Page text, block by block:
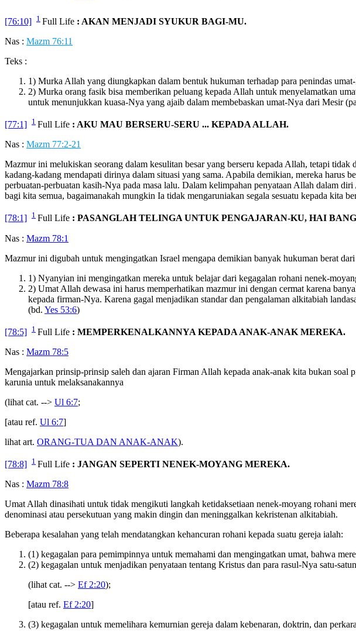
[76:10] 1 Full Life : AKAN MENJADI SYUKUR BAGI-MU.
Nas : Mazm 76:11
Teks :
1) Murka Allah yang diungkapkan dalam bentuk hukuman terhadap para penindas
2) Murka orang fasik bisa memberikan peluang kepada Allah untuk menyelamatkan
untuk menunjukkan kuasa-Nya yang ajaib dalam membebaskan umat-Nya dari Mesir
[77:1] 1 Full Life : AKU MAU BERSERU-SERU ... KEPADA ALLAH.
Nas : Mazm 77:2-21
Mazmur ini melukiskan seorang dalam kesulitan besar yang berseru kepada Allah, tetapi
kadang-kadang mendapati dirinya dalam situasi yang sama. Apabila demikian, mereka harus
perbuatan-perbuatan kasih-Nya pada masa lalu. Dalam kelimpahan penyataan Allah dalam
bagi kita semua, bagaimanakah mungkin Ia tidak mengaruniakan segala sesuatu kepada kita
[78:1] 1 Full Life : PASANGLAH TELINGA UNTUK PENGAJARAN-KU, HAI
Nas : Mazm 78:1
Mazmur ini digubah untuk mengingatkan Israel mengapa demikian banyak hukuman berat
1) Nyanyian ini mengingatkan mereka untuk belajar dari kegagalan rohani nenek-
2) Umat Allah dewasa ini harus memperhatikan mazmur ini dengan cermat karena
kepada firman-Nya. Karena gagal menjadikan standar dan pengalaman alkitabiah
(bd. Yes 53:6)
[78:5] 1 Full Life : MEMPERKENALKANNYA KEPADA ANAK-ANAK MEREKA.
Nas : Mazm 78:5
Mengajarkan prinsip-prinsip saleh dan ajaran Firman Allah kepada anak-anak kita bukan
karunia untuk melaksanakannya
(lihat cat. --> Ul 6:7;
[atau ref. Ul 6:7]
lihat art. ORANG-TUA DAN ANAK-ANAK).
[78:8] 1 Full Life : JANGAN SEPERTI NENEK-MOYANG MEREKA.
Nas : Mazm 78:8
Umat Allah dinasihati untuk tidak mengikuti langkah ketidaksetiaan nenek-moyang rohani
denominasi atau persekutuan yang makin dingin dan meninggalkan kekristenan alkitabiah.
Beberapa kesalahan yang telah mendatangkan kehancuran rohani kepada suatu gereja ialah:
(1) kegagalan para pemimpinnya untuk memahami dan mengingatkan umat, bahwa
(2) kegagalan untuk menjadikan penyataan tentang Kristus dan para rasul-Nya satu-
(lihat cat. --> Ef 2:20);
[atau ref. Ef 2:20]
(3) kegagalan untuk memelihara kemurnian gereja dalam kebenaran, doktrin, dan